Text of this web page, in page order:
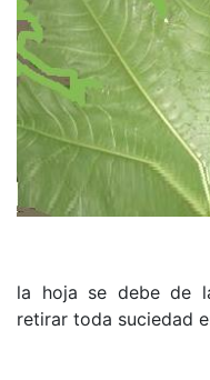
la hoja se debe de
retirar toda suciedad